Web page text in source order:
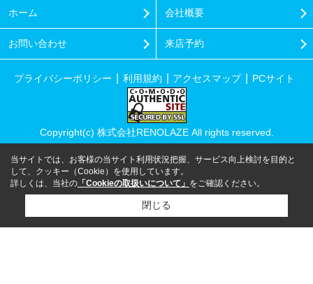
ホーム 会社概要
お問い合わせ 来店予約
プライバシーポリシー 利用規約 アクセスマップ PCサイト
Copyright(c) 株式会社RENOLAZE All rights reserved.
当サイトでは、お客様の当サイト利用状況把握、サービス向上検討を目的と
して、クッキー（Cookie）を使用しています。
詳しくは、当社の 「Cookieの取扱いについて」 をご確認ください。
閉じる